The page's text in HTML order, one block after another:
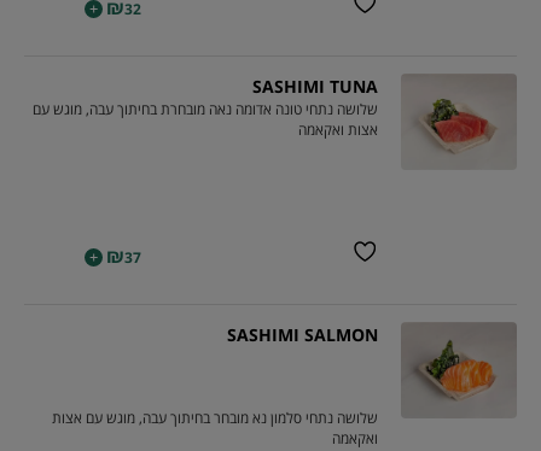
₪32
+
SASHIMI TUNA
שלושה נתחי טונה אדומה נאה מובחרת בחיתוך עבה, מוגש עם
אצות ואקאמה
₪37
+
SASHIMI SALMON
שלושה נתחי סלמון נא מובחר בחיתוך עבה, מוגש עם אצות
ואקאמה